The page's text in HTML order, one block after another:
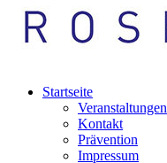
Startseite
Veranstaltungen
Kontakt
Prävention
Impressum